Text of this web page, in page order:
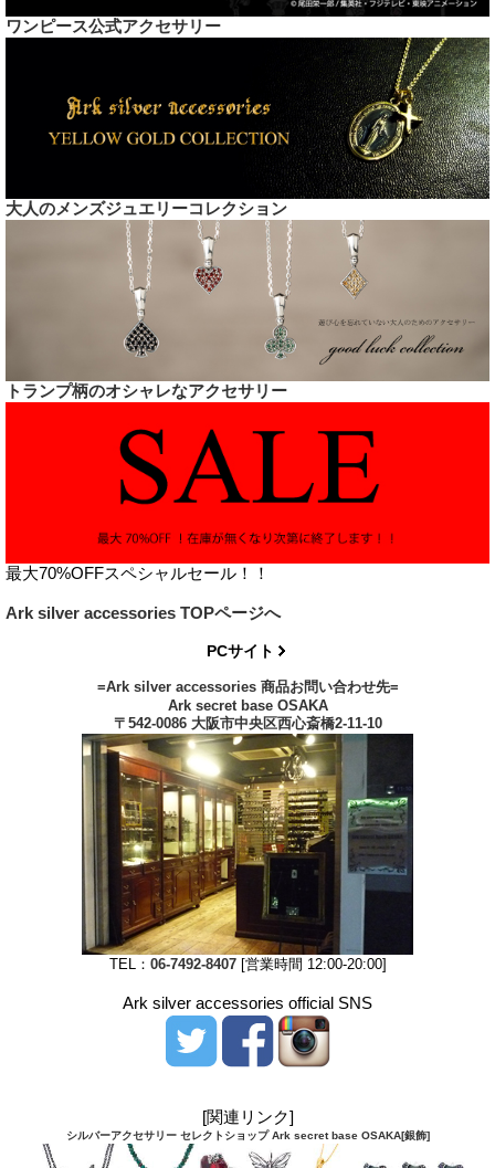
ワンピース公式アクセサリー
大人のメンズジュエリーコレクション
トランプ柄のオシャレなアクセサリー
最大70%OFFスペシャルセール！！
Ark silver accessories TOPページへ
PCサイト
=Ark silver accessories 商品お問い合わせ先=
Ark secret base OSAKA
〒542-0086 大阪市中央区西心斎橋2-11-10
TEL： 06-7492-8407[営業時間 12:00-20:00]
Ark silver accessories official SNS
[関連リンク]
シルバーアクセサリー セレクトショップ Ark secret base OSAKA[銀飾]